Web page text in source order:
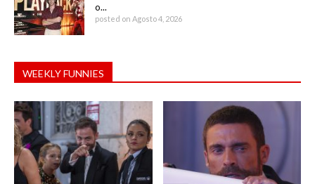
o...
posted on Agosto 4, 2026
WEEKLY FUNNIES